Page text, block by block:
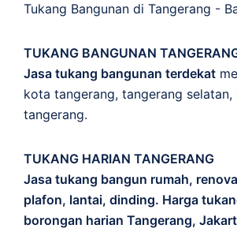
Tukang Bangunan di Tangerang -
TUKANG BANGUNAN
Jasa tukang bangunan terdekat
kota tangerang, tangerang selatan,
tangerang.
TUKANG HARIAN TANGERANG
Jasa tukang bangun rumah,
plafon, lantai, dinding. Harga
borongan harian Tangerang,